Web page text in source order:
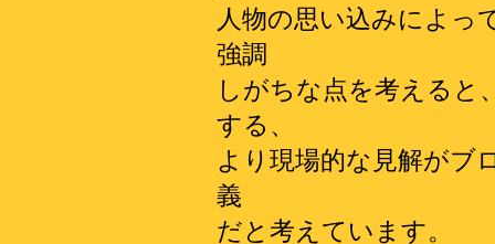
人物の思い込みによっ
強調
しがちな点を考えると
する、
より現場的な見解がブ
義
だと考えています。